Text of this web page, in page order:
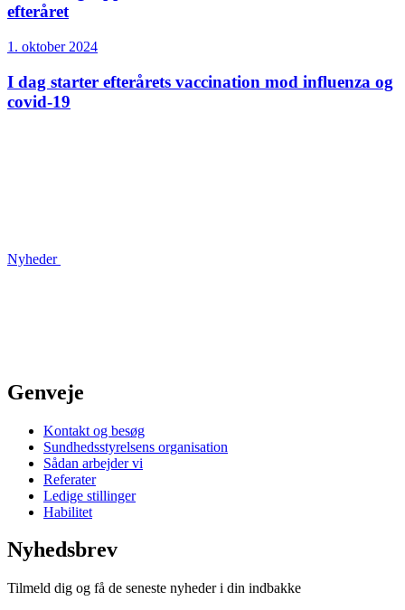
efteråret
1. oktober 2024
I dag starter efterårets vaccination mod influenza og
covid-19
Nyheder
Genveje
Kontakt og besøg
Sundhedsstyrelsens organisation
Sådan arbejder vi
Referater
Ledige stillinger
Habilitet
Nyhedsbrev
Tilmeld dig og få de seneste nyheder i din indbakke